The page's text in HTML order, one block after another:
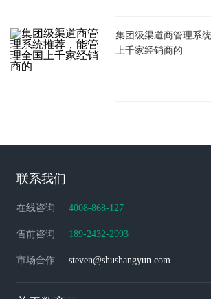
集团级渠道商管理系
上千家经销商的
联系我们
在线咨询 4008-868-127
售前咨询 189-2432-2993
市场合作 steven@shushangyun.com